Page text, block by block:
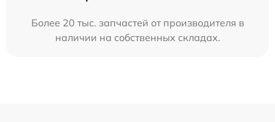
Более 20 тыс. запчастей от производителя в
наличии на собственных складах.